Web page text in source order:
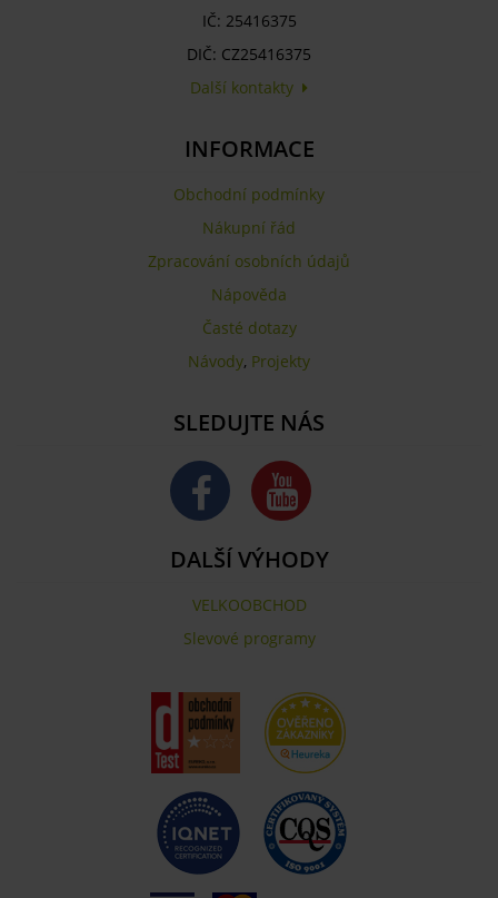
IČ: 25416375
DIČ: CZ25416375
Další kontakty
INFORMACE
Obchodní podmínky
Nákupní řád
Zpracování osobních údajů
Nápověda
Časté dotazy
Návody, Projekty
SLEDUJTE NÁS
DALŠÍ VÝHODY
VELKOOBCHOD
Slevové programy